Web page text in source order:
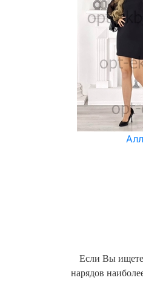
Если Вы ищете
нарядов